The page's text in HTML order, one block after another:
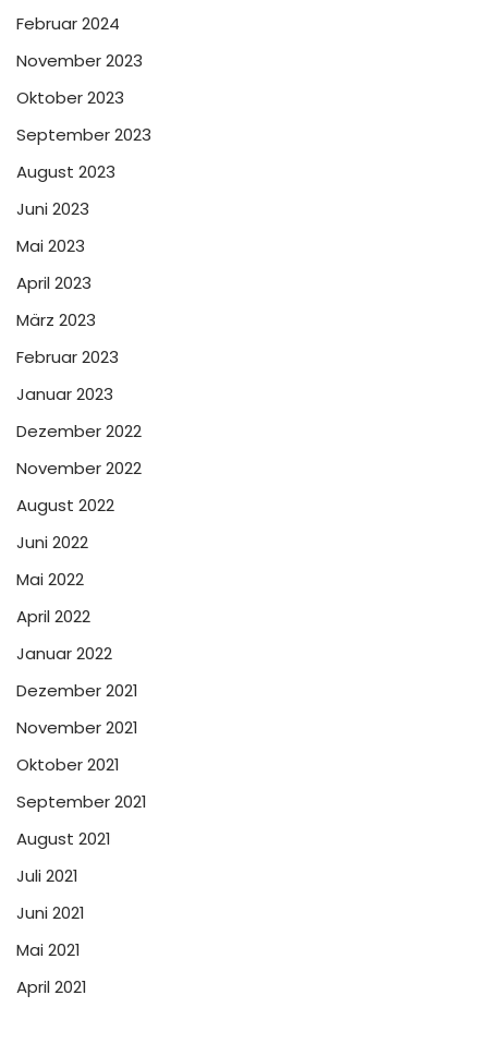
Februar 2024
November 2023
Oktober 2023
September 2023
August 2023
Juni 2023
Mai 2023
April 2023
März 2023
Februar 2023
Januar 2023
Dezember 2022
November 2022
August 2022
Juni 2022
Mai 2022
April 2022
Januar 2022
Dezember 2021
November 2021
Oktober 2021
September 2021
August 2021
Juli 2021
Juni 2021
Mai 2021
April 2021